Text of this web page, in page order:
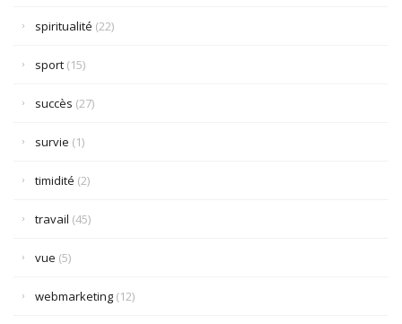
spiritualité (22)
sport (15)
succès (27)
survie (1)
timidité (2)
travail (45)
vue (5)
webmarketing (12)